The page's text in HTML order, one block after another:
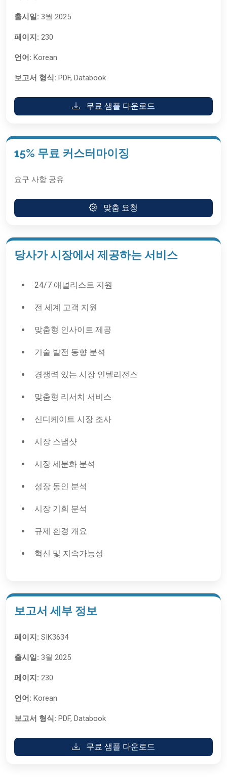
출시일: 3월 2025
페이지: 230
언어: Korean
보고서 형식: PDF, Databook
무료 샘플 다운로드
15% 무료 커스터마이징
요구 사항 공유
맞춤 요청
당사가 시장에서 제공하는 서비스
24/7 애널리스트 지원
전 세계 고객 지원
맞춤형 인사이트 제공
기술 발전 동향 분석
경쟁력 있는 시장 인텔리전스
맞춤형 리서치 서비스
신디케이트 시장 조사
시장 스냅샷
시장 세분화 분석
성장 동인 분석
시장 기회 분석
규제 환경 개요
혁신 및 지속가능성
보고서 세부 정보
페이지: SIK3634
출시일: 3월 2025
페이지: 230
언어: Korean
보고서 형식: PDF, Databook
무료 샘플 다운로드